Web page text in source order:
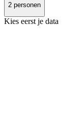
2 personen
Kies eerst je data